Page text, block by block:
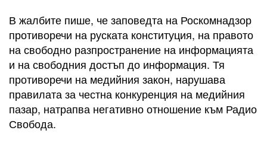
В жалбите пише, че заповедта на Роскомнадзор
противоречи на руската конституция, на правото
на свободно разпространение на информацията
и на свободния достъп до информация. Тя
противоречи на медийния закон, нарушава
правилата за честна конкуренция на медийния
пазар, натрапва негативно отношение към Радио
Свобода.